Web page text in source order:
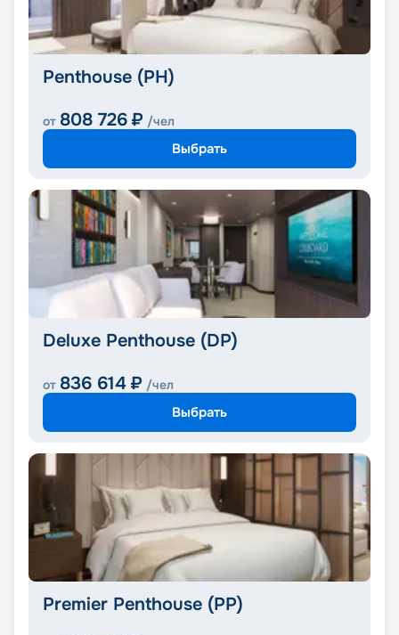
Penthouse (PH)
от 808 726 ₽ /чел
Выбрать
Deluxe Penthouse (DP)
от 836 614 ₽ /чел
Выбрать
Premier Penthouse (PP)